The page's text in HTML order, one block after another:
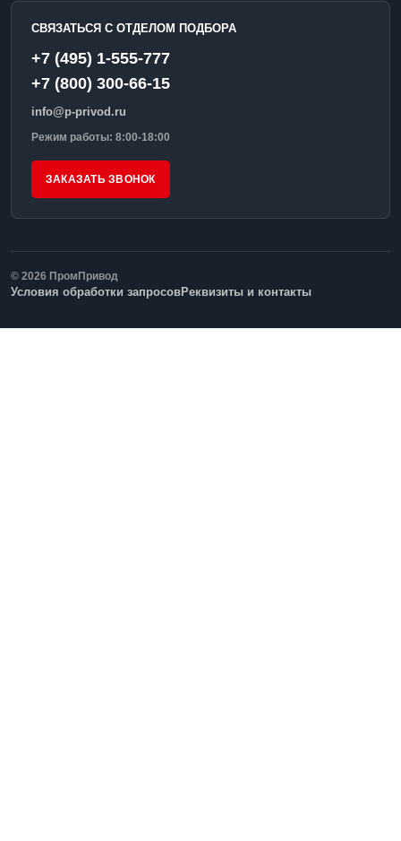
СВЯЗАТЬСЯ С ОТДЕЛОМ ПОДБОРА
+7 (495) 1-555-777
+7 (800) 300-66-15
info@p-privod.ru
Режим работы: 8:00-18:00
ЗАКАЗАТЬ ЗВОНОК
© 2026 ПромПривод
Условия обработки запросовРеквизиты и контакты